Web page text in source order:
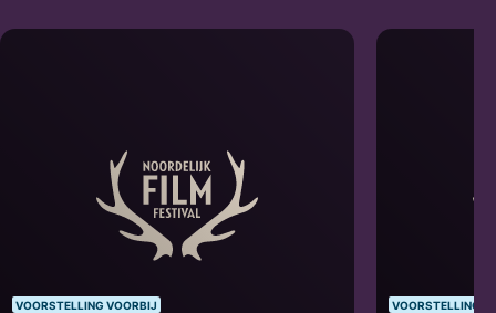
VOORSTELLING VOORBIJ VOORSTELLING